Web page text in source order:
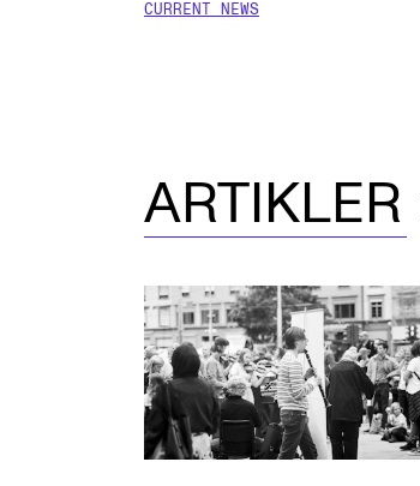
CURRENT NEWS
ARTIKLER